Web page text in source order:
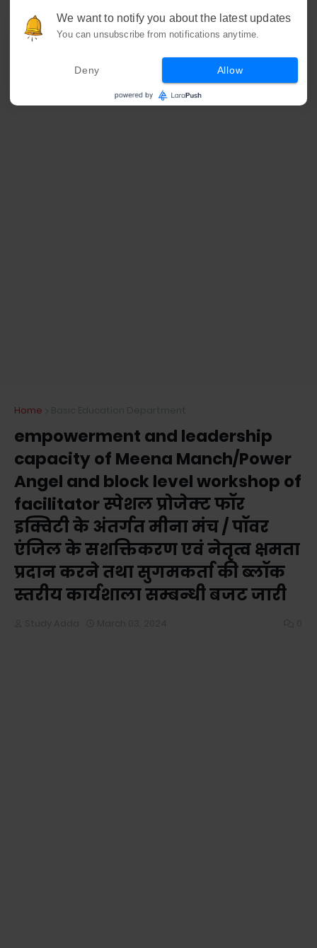
Home
empowerment and leadership
capacity of Meena Manch/Power
Angel and block level workshop of
facilitator स्पेशल प्रोजेक्ट फॉर
इक्विटी के अंतर्गत मीना मंच / पॉवर
एंजिल के सशक्तिकरण एवं नेतृत्व क्षमता
प्रदान करने तथा सुगमकर्ता की ब्लॉक
स्तरीय कार्यशाला सम्बन्धी बजट जारी
We want to notify you about the latest updates
You can unsubscribe from notifications anytime.
Deny Allow